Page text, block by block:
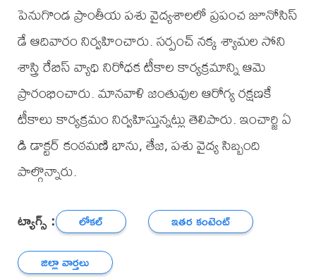
పెనుగొండ ప్రాంతీయ పశు వైద్యశాలలో ప్రపంచ జూనోసిస్
డే ఆదివారం నిర్వహించారు. సర్పంచ్ నక్క శ్యామల సోని
శాస్త్రి రేబిస్ వ్యాధి నిరోధక టీకాల కార్యక్రమాన్ని ఆమె
ప్రారంభించారు. మానవాళి జంతువుల ఆరోగ్య రక్షణకే
టీకాలు కార్యక్రమం నిర్వహిస్తున్నట్లు తెలిపారు. ఇంచార్జి ఏ
డి డాక్టర్ కంఠమణి భాను, తేజ, పశు వైద్య సిబ్బంది
పాల్గొన్నారు.
ట్యాగ్స్ : లోకల్
ఇతర కంటెంట్
జిల్లా వార్తలు